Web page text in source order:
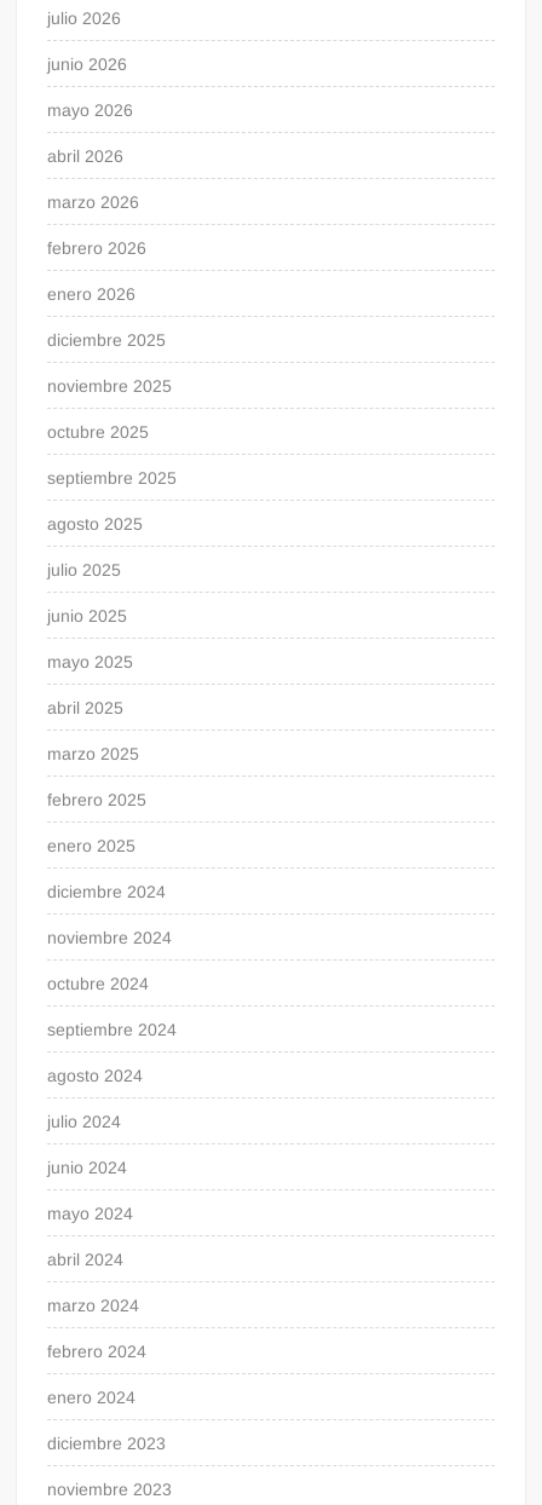
julio 2026
junio 2026
mayo 2026
abril 2026
marzo 2026
febrero 2026
enero 2026
diciembre 2025
noviembre 2025
octubre 2025
septiembre 2025
agosto 2025
julio 2025
junio 2025
mayo 2025
abril 2025
marzo 2025
febrero 2025
enero 2025
diciembre 2024
noviembre 2024
octubre 2024
septiembre 2024
agosto 2024
julio 2024
junio 2024
mayo 2024
abril 2024
marzo 2024
febrero 2024
enero 2024
diciembre 2023
noviembre 2023